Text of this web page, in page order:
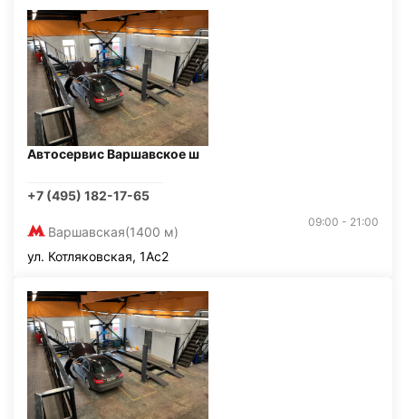
Автосервис Варшавское ш
+7 (495) 182-17-65
Варшавская(1400 м)
09:00 - 21:00
ул. Котляковская, 1Ас2